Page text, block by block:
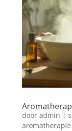
door admin |
aromatherapie